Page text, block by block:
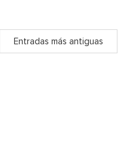
Entradas más antiguas